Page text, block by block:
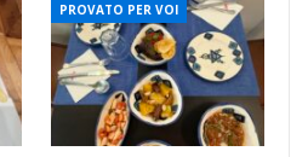
PROVATO PER VOI